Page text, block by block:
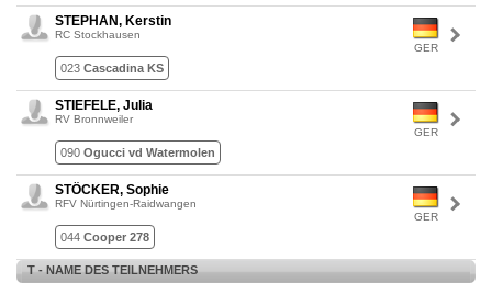
GER
STEPHAN, Kerstin
RC Stockhausen
023 Cascadina KS
GER
STIEFELE, Julia
RV Bronnweiler
090 Ogucci vd Watermolen
GER
STÖCKER, Sophie
RFV Nürtingen-Raidwangen
044 Cooper 278
T - NAME DES TEILNEHMERS